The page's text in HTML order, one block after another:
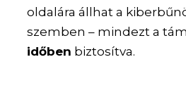
oldalára állhat a
szemben – mindezt a
időben biztosítva.